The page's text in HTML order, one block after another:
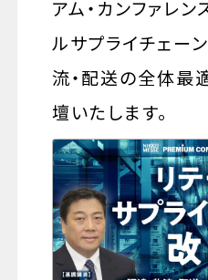
アム・カンファレン
ルサプライチェー
流・配送の全体最
壇いたします。